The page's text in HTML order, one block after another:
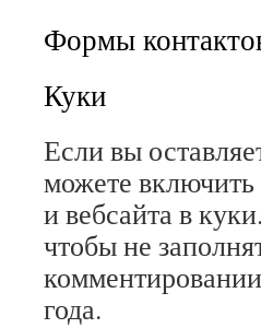
Формы
Куки
Если вы
можете
и вебсайта в
чтобы не
года.